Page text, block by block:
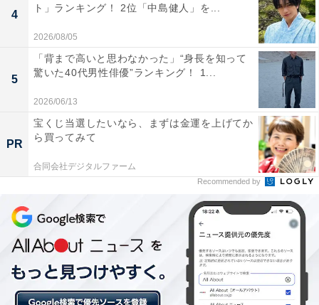
A post shared by NYLON JAPAN (@nylonjapan)
第1位は、新垣結衣さん。劇場版も大好評だった『コー
ド・ブルー ～ドクターヘリ緊急救命～』（フジテレビ
系）での白石恵役、共演した星野源さんとの結婚で日本
中を驚かせた『逃げるは恥だが役に立つ』（TBS系）の
森山みくり役、NHK大河ドラマ『鎌倉殿の13人』の八重
4
ト」ランキング！ 2位「中島健人」を...
2026/08/05
5
「背まで高いと思わなかった」“身長を知って
驚いた40代男性俳優”ランキング！ 1...
2026/06/13
PR
宝くじ当選したいなら、まずは金運を上げてか
ら買ってみて
合同会社デジタルファーム
Recommended by